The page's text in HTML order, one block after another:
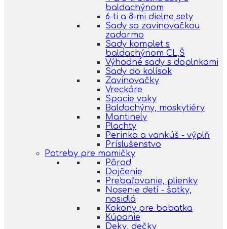
baldachýnom
6-ti a 8-mi dielne sety
Sady sa zavinovačkou
zadarmo
Sady komplet s
baldachýnom CL,Š
Výhodné sady s doplnkami
Sady do kolísok
Zavinovačky
Vreckáre
Spacie vaky
Baldachýny, moskytiéry
Mantinely
Plachty
Perinka a vankúš - výplň
Príslušenstvo
Potreby pre mamičky
Pôrod
Dojčenie
Prebaľovanie, plienky
Nosenie detí - šatky,
nosidlá
Kokony pre babatka
Kúpanie
Deky, dečky